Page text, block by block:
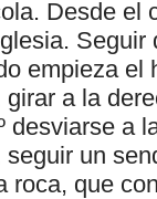
Desde el
empieza
a la
desviarse a
un
roca, que